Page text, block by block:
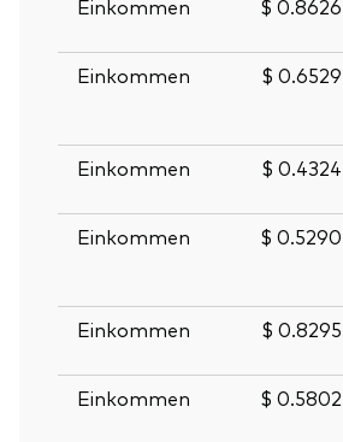
Einkommen
$ 0.8626
Einkommen
$ 0.6529
Einkommen
$ 0.4324
Einkommen
$ 0.5290
Einkommen
$ 0.8295
Einkommen
$ 0.5802